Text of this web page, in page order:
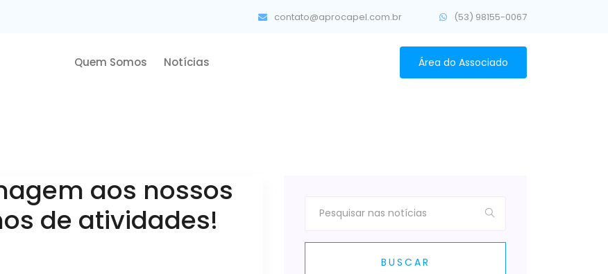
contato@aprocapel.com.br (53) 98155-0067
Quem Somos Notícias Área do Associado
aos nossos
de atividades!
BUSCAR